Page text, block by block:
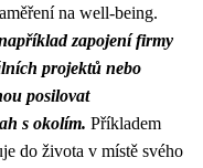
na well-being.
zapojení firmy
projektů nebo
posilovat
s okolím. Příkladem
do života v místě svého